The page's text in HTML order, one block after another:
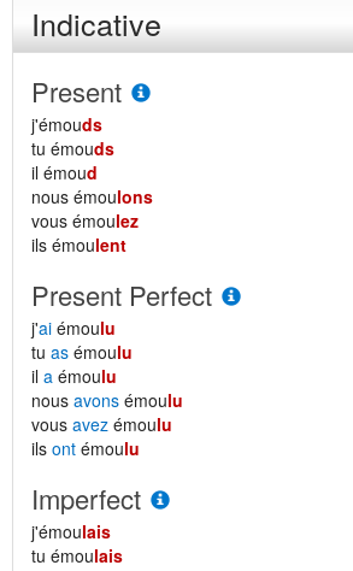
Indicative
Present
j'émouds
tu émouds
il émoud
nous émoulons
vous émoulez
ils émoulent
Present Perfect
j'ai émoulu
tu as émoulu
il a émoulu
nous avons émoulu
vous avez émoulu
ils ont émoulu
Imperfect
j'émoulais
tu émoulais